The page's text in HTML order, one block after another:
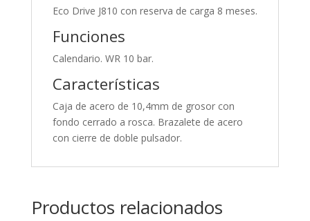
Eco Drive J810 con reserva de carga 8 meses.
Funciones
Calendario. WR 10 bar.
Características
Caja de acero de 10,4mm de grosor con
fondo cerrado a rosca. Brazalete de acero
con cierre de doble pulsador.
Productos relacionados